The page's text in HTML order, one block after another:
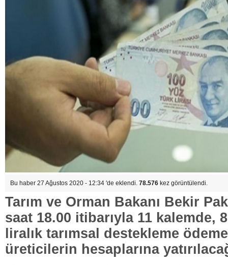
Bu haber 27 Ağustos 2020 - 12:34 'de eklendi. 78.576 kez görüntülendi.
Tarım ve Orman Bakanı Bekir
saat 18.00 itibarıyla 11 kalemde,
liralık tarımsal destekleme
üreticilerin hesaplarına